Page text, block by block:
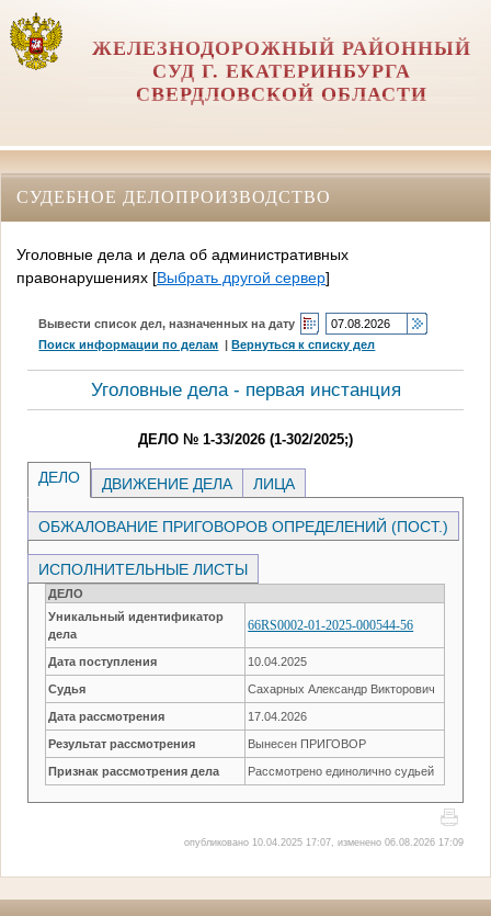
ЖЕЛЕЗНОДОРОЖНЫЙ РАЙОННЫЙ
СУД Г. ЕКАТЕРИНБУРГА
СВЕРДЛОВСКОЙ ОБЛАСТИ
СУДЕБНОЕ ДЕЛОПРОИЗВОДСТВО
Уголовные дела и дела об административных
правонарушениях [Выбрать другой сервер]
Вывести список дел, назначенных на дату
Поиск информации по делам |Вернуться к списку дел
Уголовные дела - первая инстанция
ДЕЛО № 1-33/2026 (1-302/2025;)
ДЕЛО ДВИЖЕНИЕ ДЕЛА ЛИЦА
ОБЖАЛОВАНИЕ ПРИГОВОРОВ ОПРЕДЕЛЕНИЙ (ПОСТ.)
ИСПОЛНИТЕЛЬНЫЕ ЛИСТЫ
ДЕЛО
Уникальный идентификатор
дела
66RS0002-01-2025-000544-56
Дата поступления 10.04.2025
Судья Сахарных Александр Викторович
Дата рассмотрения 17.04.2026
Результат рассмотрения Вынесен ПРИГОВОР
Признак рассмотрения дела Рассмотрено единолично судьей
опубликовано 10.04.2025 17:07, изменено 06.08.2026 17:09